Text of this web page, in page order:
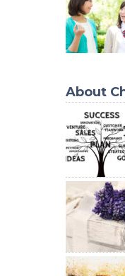
About